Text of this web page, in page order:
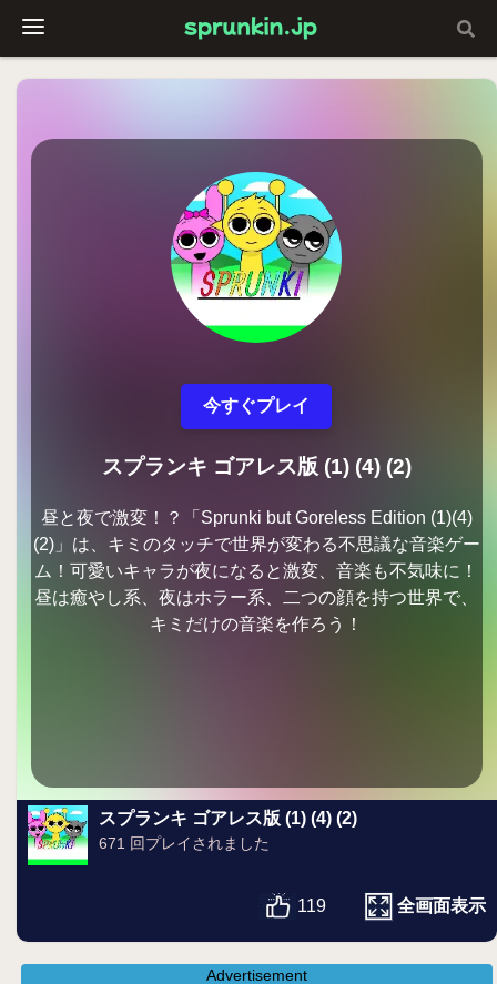
今すぐプレイ
スプランキ ゴアレス版 (1) (4) (2)
昼と夜で激変！？「Sprunki but Goreless Edition (1)(4)
(2)」は、キミのタッチで世界が変わる不思議な音楽ゲー
ム！可愛いキャラが夜になると激変、音楽も不気味に！
昼は癒やし系、夜はホラー系、二つの顔を持つ世界で、
キミだけの音楽を作ろう！
スプランキ ゴアレス版 (1) (4) (2)
671 回プレイされました
119 全画面表示
Advertisement